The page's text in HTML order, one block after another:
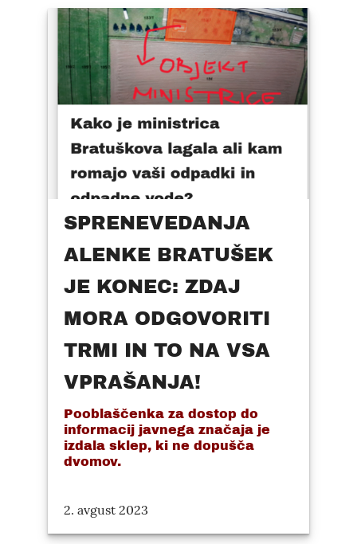
SPRENEVEDANJA
ALENKE BRATUŠEK
JE KONEC: ZDAJ
MORA ODGOVORITI
TRMI IN TO NA VSA
VPRAŠANJA!
Pooblaščenka za dostop do
informacij javnega značaja je
izdala sklep, ki ne dopušča
dvomov.
2. avgust 2023